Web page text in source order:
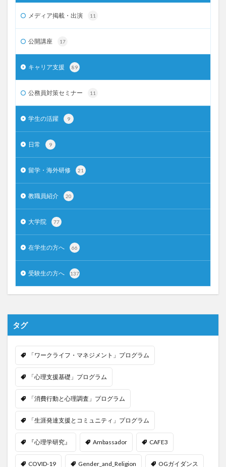
メディア掲載・出演 11
公開講座 17
キャリア支援 89
公務員対策セミナー 11
学生の活躍 9
日常 9
留学・海外研修 21
教職員紹介 20
大学院 77
在学生の方へ 66
受験生の方へ 137
タグ
「ワークライフ・マネジメント」プログラム
「心理支援基礎」プログラム
「消費行動と心理調査」プログラム
「生涯発達支援とコミュニティ」プログラム
『心理学研究』 Ambassador CAFE3
COVID-19 Gender_and_Religion OGガイダンス